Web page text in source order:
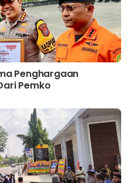
Penghargaan
Pemko